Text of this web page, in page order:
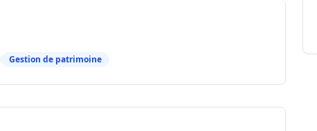
Gestion de patrimoine